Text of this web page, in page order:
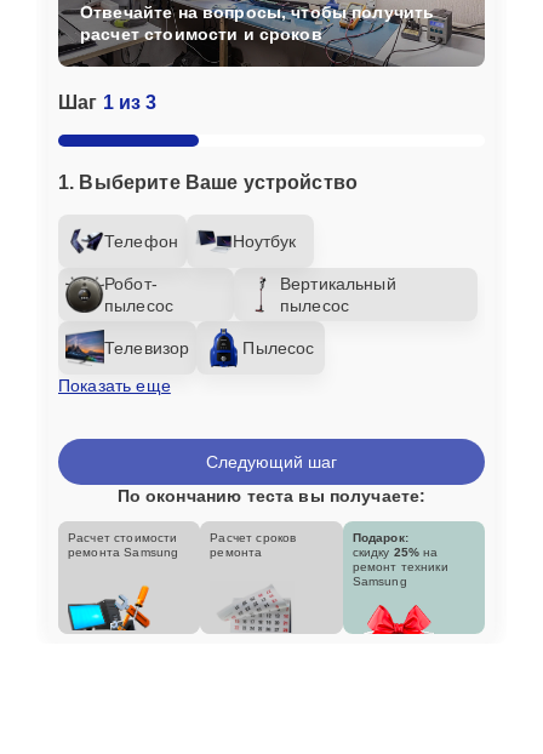
Шаг 1 из 3
1. Выберите Ваше устройство
Телефон Ноутбук
Робот-
пылесос
Вертикальный
пылесос
Телевизор
Пылесос
Показать еще
Отвечайте на вопросы, чтобы получить
расчет стоимости и сроков
Следующий шаг
По окончанию теста вы получаете:
Расчет стоимости
ремонта Samsung
Расчет сроков
ремонта
Подарок:
скидку 25% на
ремонт техники
Samsung